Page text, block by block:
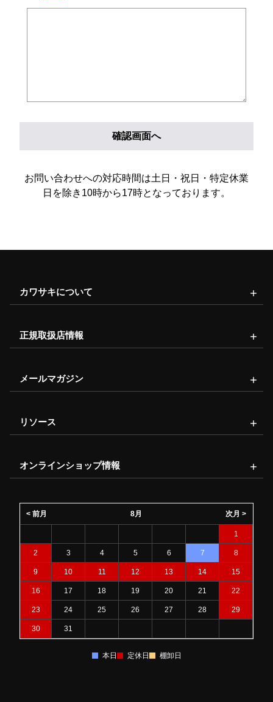
お問い合わせへの対応時間は土日・祝日・特定休業
日を除き10時から17時となっております。
カワサキについて
正規取扱店情報
メールマガジン
リソース
オンラインショップ情報
8月
< 前月 次月 >
1
2 3 4 5 6 7 8
9 10 11 12 13 14 15
16 17 18 19 20 21 22
23 24 25 26 27 28 29
30 31
本日 定休日 棚卸日